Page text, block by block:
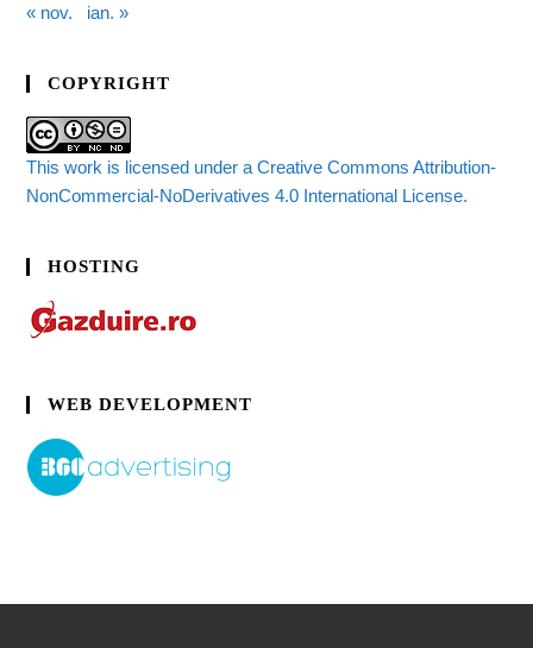
« nov. ian. »
COPYRIGHT
This work is licensed under a Creative Commons Attribution-
NonCommercial-NoDerivatives 4.0 International License.
HOSTING
WEB DEVELOPMENT